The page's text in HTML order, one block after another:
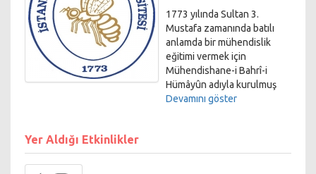
1773 yılında Sultan 3.
Mustafa zamanında batılı
anlamda bir mühendislik
eğitimi vermek için
Mühendishane-i Bahrî-i
Hümâyûn adıyla kurulmuş
devlet üniversitesidir.
sürdürmektedir.
Devamını göster
Yer Aldığı Etkinlikler